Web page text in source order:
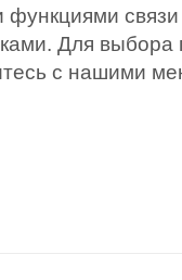
связи
Для
с нашими